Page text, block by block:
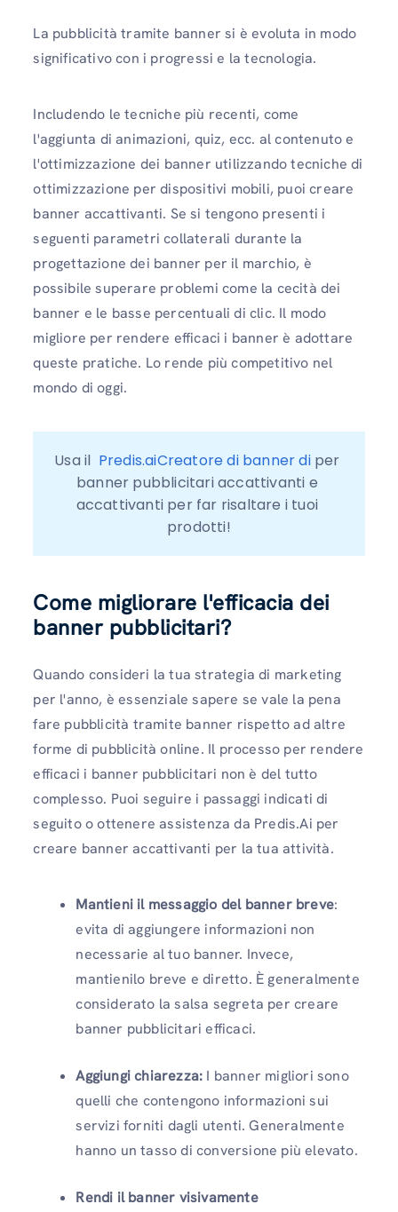
La pubblicità tramite banner si è evoluta in modo
significativo con i progressi e la tecnologia.
Includendo le tecniche più recenti, come
l'aggiunta di animazioni, quiz, ecc. al contenuto e
l'ottimizzazione dei banner utilizzando tecniche di
ottimizzazione per dispositivi mobili, puoi creare
banner accattivanti. Se si tengono presenti i
seguenti parametri collaterali durante la
progettazione dei banner per il marchio, è
possibile superare problemi come la cecità dei
banner e le basse percentuali di clic. Il modo
migliore per rendere efficaci i banner è adottare
queste pratiche. Lo rende più competitivo nel
mondo di oggi.
Usa il Predis.aiCreatore di banner di per
banner pubblicitari accattivanti e
accattivanti per far risaltare i tuoi
prodotti!
Come migliorare l'efficacia dei
banner pubblicitari?
Quando consideri la tua strategia di marketing
per l'anno, è essenziale sapere se vale la pena
fare pubblicità tramite banner rispetto ad altre
forme di pubblicità online. Il processo per rendere
efficaci i banner pubblicitari non è del tutto
complesso. Puoi seguire i passaggi indicati di
seguito o ottenere assistenza da Predis.Ai per
creare banner accattivanti per la tua attività.
Mantieni il messaggio del banner breve:
evita di aggiungere informazioni non
necessarie al tuo banner. Invece,
mantienilo breve e diretto. È generalmente
considerato la salsa segreta per creare
banner pubblicitari efficaci.
Aggiungi chiarezza: I banner migliori sono
quelli che contengono informazioni sui
servizi forniti dagli utenti. Generalmente
hanno un tasso di conversione più elevato.
Rendi il banner visivamente